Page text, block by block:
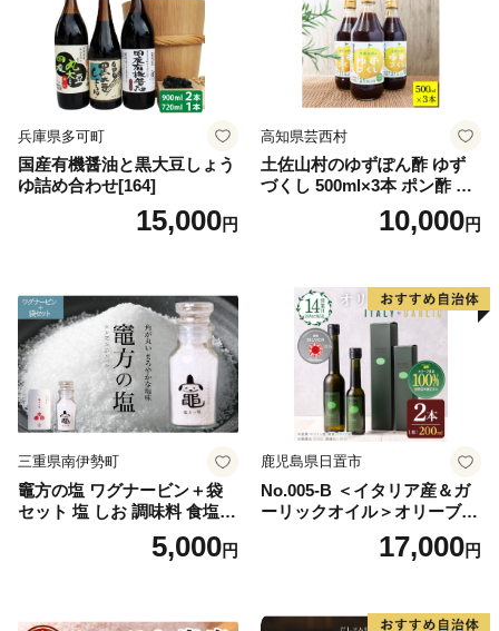
兵庫県多可町
国産有機醤油と黒大豆しょう
ゆ詰め合わせ[164]
15,000円
高知県芸西村
土佐山村のゆずぽん酢 ゆず
づくし 500ml×3本 ポン酢 ポ
ンズ ゆず 柚子 調味料 さっぱ
り 美味しい おいしい 鍋 しゃ
10,000円
三重県南伊勢町
竈方の塩 ワグナービン＋袋
セット 塩 しお 調味料 食塩
天然 ミネラル 調味料 ソルト
salt 料理 味付 おにぎり 三重
5,000円
鹿児島県日置市
No.005-B ＜イタリア産＆ガ
ーリックオイル＞オリーブオ
イルセット(200ml×2本) 日置
市 特産品 調味料 油 エキスト
ブ】
17,000円